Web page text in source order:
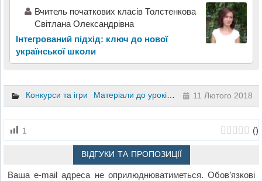
Вчитель початкових класів Толстенкова
Світлана Олександрівна
Інтегрований підхід: ключ до нової
української школи
Конкурси та ігри Матеріали до уроків Інший 1 клас 2 клас
11 Лютого 2018
1 ()
ВІДГУКИ ТА ПРОПОЗИЦІЇ
Ваша e-mail адреса не оприлюднюватиметься. Обов’язкові